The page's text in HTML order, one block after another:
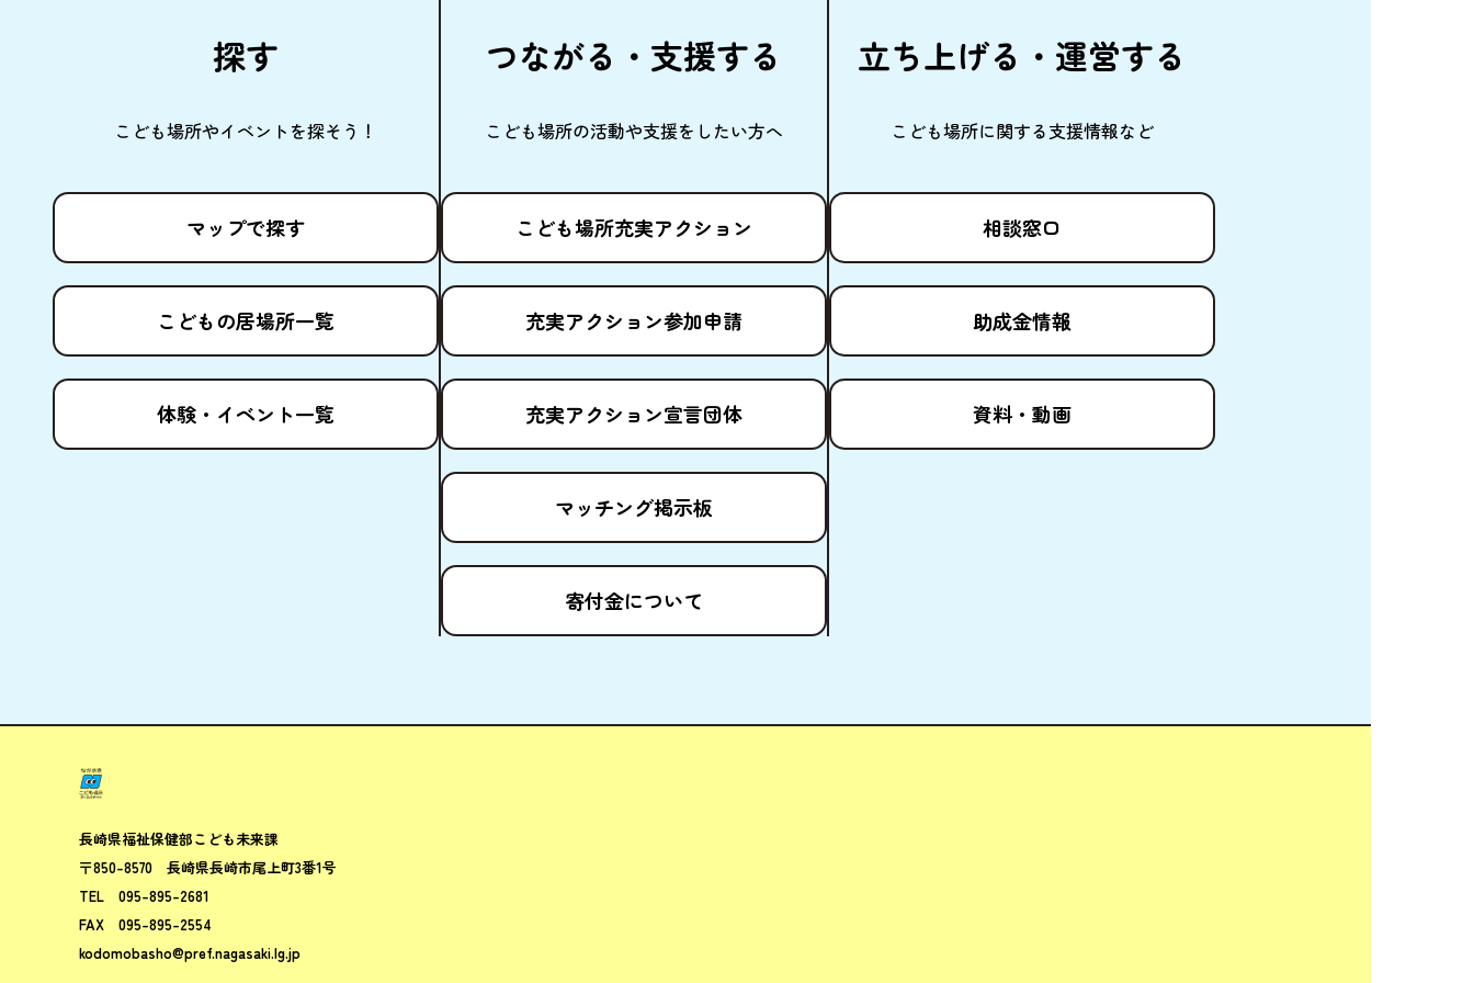
探す
こども場所やイベントを探そう！
マップで探す
こどもの居場所一覧
体験 ・イベント一覧
つながる・ 支援する
こども場所の活動や支援をしたい方へ
こども場所充実アクション
充実アクション参加申請
充実アクション宣言団体
マッチング掲示板
寄付金について
立ち上げる・ 運営する
こども場所に関する支援情報など
相談窓口
助成金情報
資料 ・ 動画
長崎県福祉保健部こども未来課
〒850-8570 長崎県長崎市尾上町3番1号
TEL 095-895-2681
FAX 095-895-2554
kodomobasho@pref.nagasaki.lg.jp